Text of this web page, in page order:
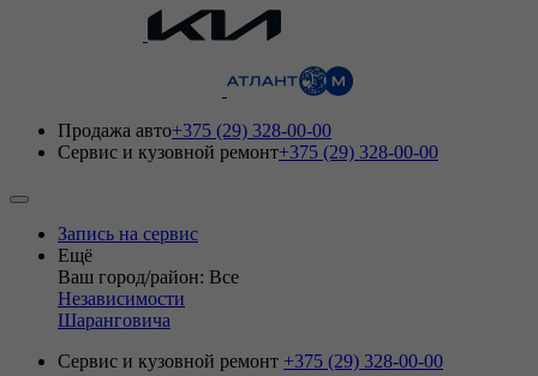
Продажа авто+375 (29) 328-00-00
Сервис и кузовной ремонт+375 (29) 328-00-00
Запись на сервис
Ещё
Ваш город/район: Все
Независимости
Шаранговича
Сервис и кузовной ремонт +375 (29) 328-00-00